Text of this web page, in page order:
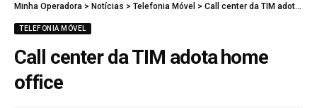
Minha Operadora > Notícias > Telefonia Móvel > Call center da TIM adota home office
TELEFONIA MÓVEL
Call center da TIM adota home
office